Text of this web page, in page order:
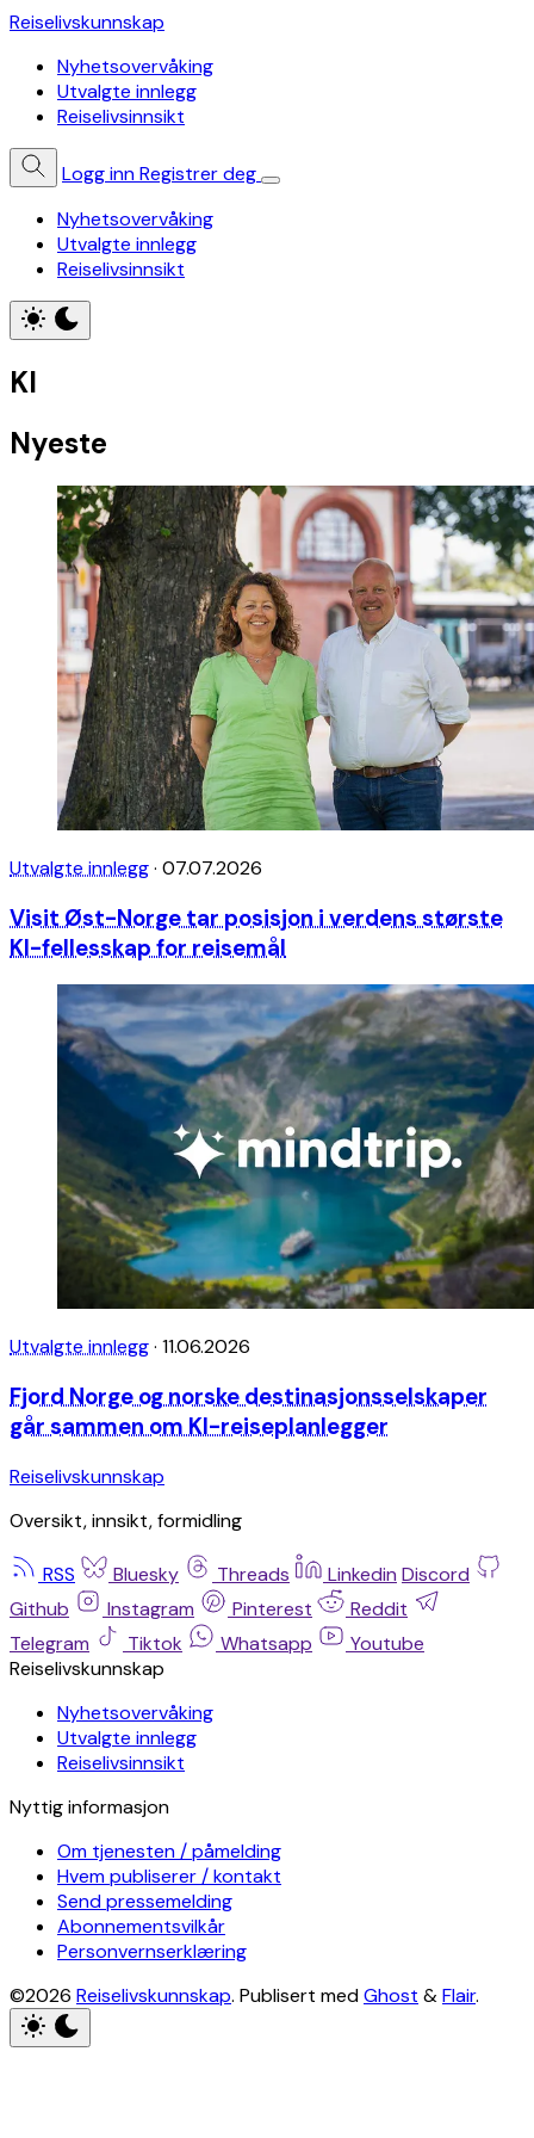
Reiselivskunnskap
Nyhetsovervåking
Utvalgte innlegg
Reiselivsinnsikt
Logg innRegistrer deg
Nyhetsovervåking
Utvalgte innlegg
Reiselivsinnsikt
KI
Nyeste
Utvalgte innlegg· 07.07.2026
Visit Øst-Norge tar posisjon i verdens største
KI-fellesskap for reisemål
Utvalgte innlegg· 11.06.2026
Fjord Norge og norske destinasjonsselskaper
går sammen om KI-reiseplanlegger
Reiselivskunnskap
Oversikt, innsikt, formidling
RSS Bluesky Threads Linkedin Discord
Github
Instagram Pinterest
Reddit
Telegram
Tiktok Whatsapp
Youtube
Reiselivskunnskap
Nyhetsovervåking
Utvalgte innlegg
Reiselivsinnsikt
Nyttig informasjon
Om tjenesten / påmelding
Hvem publiserer / kontakt
Send pressemelding
Abonnementsvilkår
Personvernserklæring
©2026 Reiselivskunnskap. Publisert medGhost &Flair.